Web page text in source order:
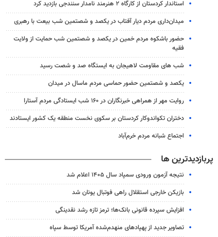
استاندار کردستان از کارگاه ۲ هنرمند نامدار سنندجی بازدید کرد
میدان‌داری مردم دیار آفتاب در یکصد و شصتمین شب بیعت با رهبری
حضور باشکوه مردم خمین در یکصد و شصتمین شب حمایت از ولایت
فقیه
شب های مقاومت لاهیجان به ایستگاه صد و شصت رسید
یکصد و شصتمین حضور حماسی مردم ماسال در میدان
روایت مهر از همراهی خبرنگاران در ۱۶۰ شب ایستادگی مردم آستارا
دختران تکواندوکار کردستان بر سکوی نخست منطقه یک کشور ایستادند
اجتماع شبانه مردم خرم‌آباد
پربازدیدترین ها
نتیجه آزمون ورودی سمپاد سال ۱۴۰۵ اعلام شد
بازیکن خارجی استقلال راهی فوتبال یونان شد
افزایش سپرده قانونی بانک‌ها؛ ترمز تازه رشد نقدینگی
تصاویر جدید از پهپادهای منهدم‌شده آمریکا توسط سپاه